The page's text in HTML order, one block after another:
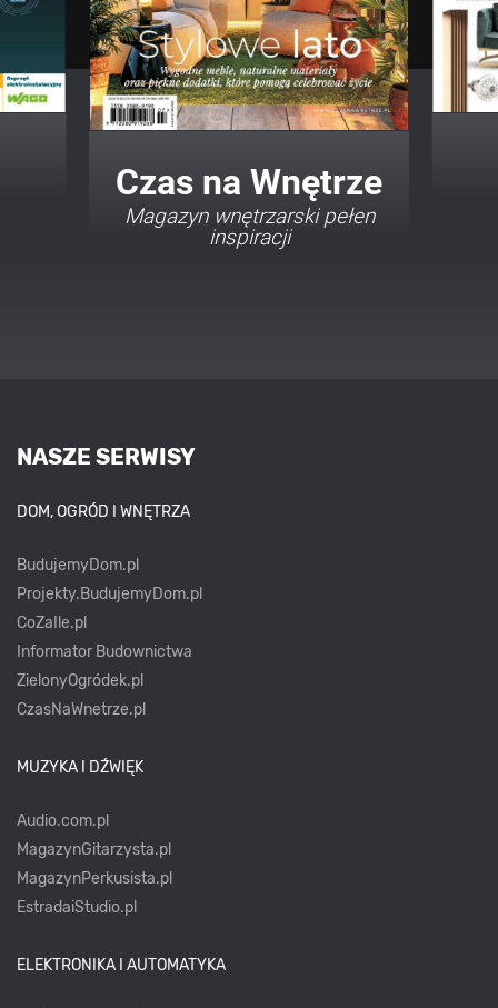
Twój Dom Twój Styl
Porady i inspiracje w
najmodniejszych stylach
NASZE SERWISY
DOM, OGRÓD I WNĘTRZA
BudujemyDom.pl
Projekty.BudujemyDom.pl
CoZaIle.pl
Informator Budownictwa
ZielonyOgródek.pl
CzasNaWnetrze.pl
MUZYKA I DŹWIĘK
Audio.com.pl
MagazynGitarzysta.pl
MagazynPerkusista.pl
EstradaiStudio.pl
ELEKTRONIKA I AUTOMATYKA